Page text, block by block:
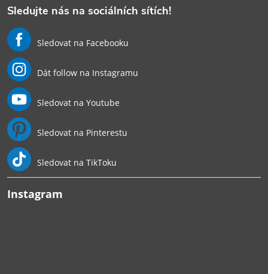
Sledujte nás na sociálních sítích!
Sledovat na Facebooku
Dát follow na Instagramu
Sledovat na Youtube
Sledovat na Pinterestu
Sledovat na TikToku
Instagram